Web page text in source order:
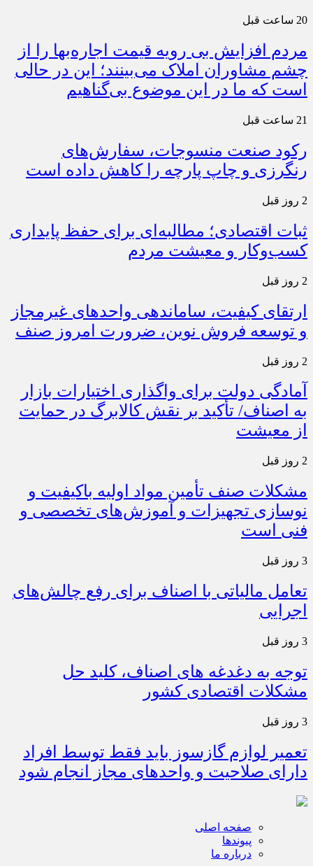
20 ساعت قبل
مردم افزایش بی رویه قیمت اجاره‌بها را از
چشم مشاوران املاک می‌بینند؛ این در حالی
است که ما در این موضوع بی‌گناهیم
21 ساعت قبل
رکود صنعت منسوجات، سفارش‌های
رنگرزی و چاپ پارچه را کاهش داده است
2 روز قبل
ثبات اقتصادی؛ مطالبه‌ای برای حفظ پایداری
کسب‌وکار و معیشت مردم
2 روز قبل
ارتقای کیفیت، ساماندهی واحدهای غیرمجاز
و توسعه فروش نوین، ضرورت امروز صنف
2 روز قبل
آمادگی دولت برای واگذاری اختیارات بازار
به اصناف/ تأکید بر نقش کالابرگ در حمایت
از معیشت
2 روز قبل
مشکلات صنف تأمین مواد اولیه باکیفیت و
نوسازی تجهیزات و آموزش‌های تخصصی و
فنی است
3 روز قبل
تعامل مالیاتی با اصناف برای رفع چالش‌های
اجرایی
3 روز قبل
توجه به دغدغه های اصناف، کلید حل
مشکلات اقتصادی کشور
3 روز قبل
تعمیر لوازم گازسوز باید فقط توسط افراد
دارای صلاحیت و واحدهای مجاز انجام شود
صفحه اصلی
پیوندها
درباره ما